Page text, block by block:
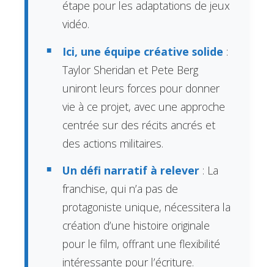
étape pour les adaptations de jeux
vidéo.
Ici, une équipe créative solide :
Taylor Sheridan et Pete Berg
uniront leurs forces pour donner
vie à ce projet, avec une approche
centrée sur des récits ancrés et
des actions militaires.
Un défi narratif à relever : La
franchise, qui n’a pas de
protagoniste unique, nécessitera la
création d’une histoire originale
pour le film, offrant une flexibilité
intéressante pour l’écriture.